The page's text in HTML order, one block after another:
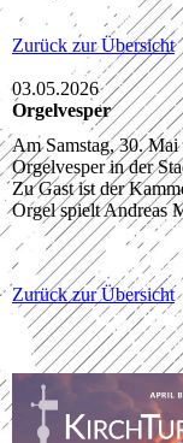
Zurück zur Übersicht
03.05.2026
Orgelvesper
Am Samstag, 30.
Orgelvesper in der
Zu Gast ist der
Orgel spielt Andreas
Zurück zur Übersicht